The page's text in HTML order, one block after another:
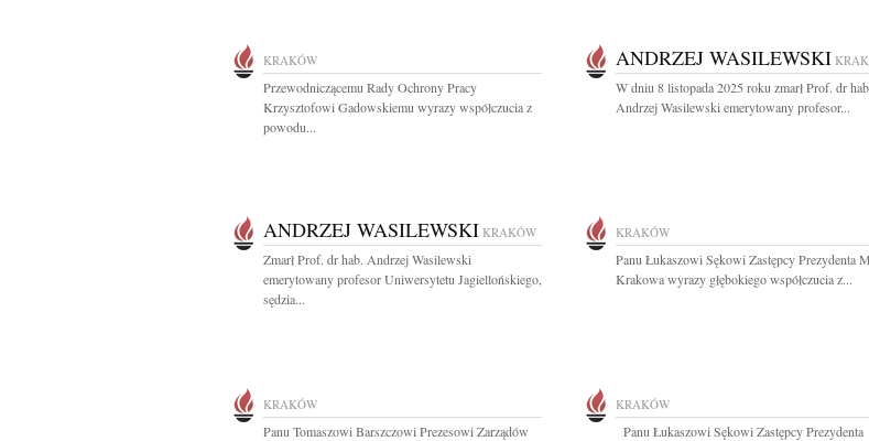
KRAKÓW
Przewodniczącemu Rady Ochrony Pracy
Krzysztofowi Gadowskiemu wyrazy współczucia z
powodu...
ANDRZEJ WASILEWSKI
W dniu 8 listopada 2025 roku zmarł Prof. dr
Andrzej Wasilewski emerytowany profesor...
ANDRZEJ WASILEWSKI KRAKÓW
Zmarł Prof. dr hab. Andrzej Wasilewski
emerytowany profesor Uniwersytetu Jagiellońskiego,
sędzia...
KRAKÓW
Panu Łukaszowi Sękowi Zastępcy Prezydenta
Krakowa wyrazy głębokiego współczucia z...
KRAKÓW
Panu Tomaszowi Barszczowi Prezesowi Zarządów
KRAKÓW
Panu Łukaszowi Sękowi Zastępcy Prezydenta